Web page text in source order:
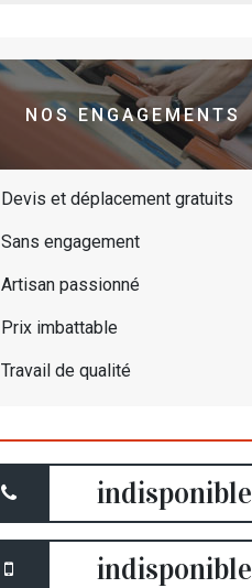
NOS ENGAGEMENTS
Devis et déplacement gratuits
Sans engagement
Artisan passionné
Prix imbattable
Travail de qualité
indisponible
indisponible